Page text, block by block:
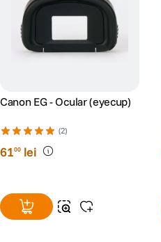
Canon EG - Ocular (eyecup)
(2)
6100 lei